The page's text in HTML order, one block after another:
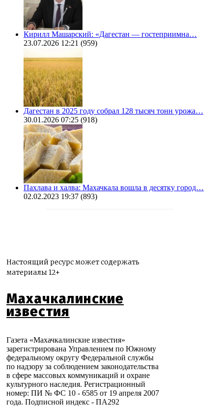
Кирилл Машарский: «Дагестан — гостеприимна…
23.07.2026 12:21 (959)
Дагестан в 2025 году собрал 128 тысяч тонн урожа…
30.01.2026 07:25 (918)
Пахлава и халва: Махачкала вошла в десятку город…
02.02.2023 19:37 (893)
Настоящий ресурс может содержать
материалы 12+
Махачкалинские
известия
Газета «Махачкалинские известия»
зарегистрирована Управлением по Южному
федеральному округу Федеральной службы
по надзору за соблюдением законодательства
в сфере массовых коммуникаций и охране
культурного наследия. Регистрационный
номер: ПИ № ФС 10 - 6585 от 19 апреля 2007
года. Подписной индекс - ПА292